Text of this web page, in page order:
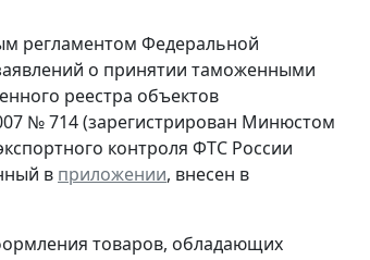
регламентом Федеральной
о принятии таможенными
реестра объектов
№ 714 (зарегистрирован Минюстом
контроля ФТС России
в приложении, внесен в
товаров, обладающих